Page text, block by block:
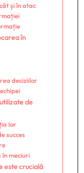
și în atac
în
deciziilor
de
lor
succes
în meciuri
este crucială